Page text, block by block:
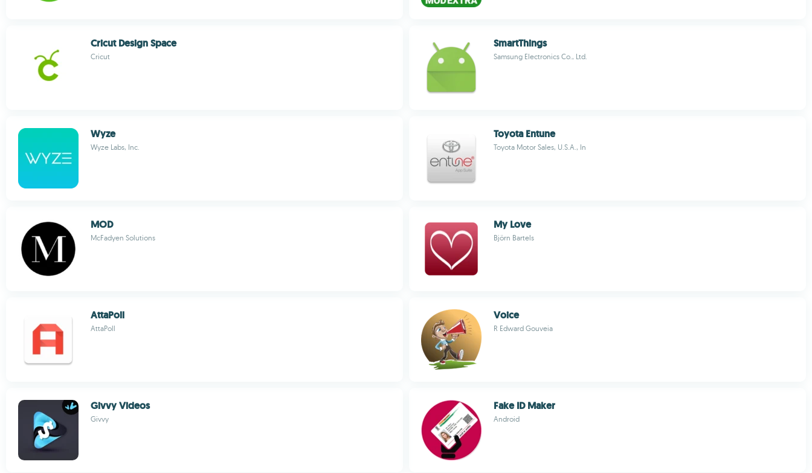
Cricut Design Space
Cricut
Smart​Things
Samsung Electronics Co., Ltd.
Wyze
Wyze Labs, Inc.
Toyota Entune
Toyota Motor Sales, U.S.A., In
MOD
McFadyen Solutions
My Love
Björn Bartels
AttaPoll
AttaPoll
Voice
R Edward Gouveia
Givvy Videos
Givvy
Fake ID Maker
Android